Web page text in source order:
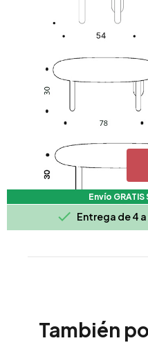
Envío
 Entrega de 4
También